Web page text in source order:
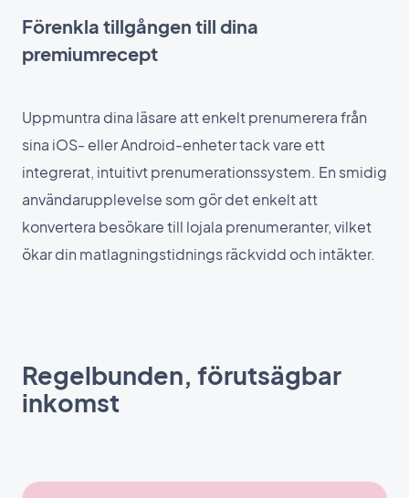
Förenkla tillgången till dina
premiumrecept
Uppmuntra dina läsare att enkelt prenumerera från
sina iOS- eller Android-enheter tack vare ett
integrerat, intuitivt prenumerationssystem. En smidig
användarupplevelse som gör det enkelt att
konvertera besökare till lojala prenumeranter, vilket
ökar din matlagningstidnings räckvidd och intäkter.
Regelbunden, förutsägbar
inkomst